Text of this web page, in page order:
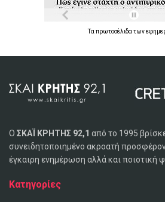
Τα πρωτοσέλιδα των
Ο ΣΚΑΪ ΚΡΗΤΗΣ 92,1 από το 1995
συνειδητοποιημένο ακροατή
έγκαιρη ενημέρωση αλλά και ποιοτική
Κατηγορίες